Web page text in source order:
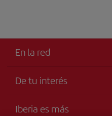
En la red
De tu interés
Iberia es más